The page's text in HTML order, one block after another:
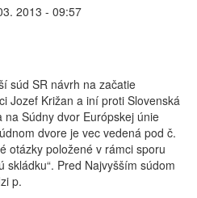
2013 - 09:57
súd SR návrh na začatie
Jozef Križan a iní proti Slovenská
Súdny dvor Európskej únie
dvore je vec vedená pod č.
otázky položené v rámci sporu
skládku“. Pred Najvyšším súdom
p.